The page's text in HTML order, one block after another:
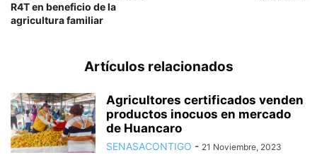
R4T en beneficio de la
agricultura familiar
Artículos relacionados
Agricultores certificados venden
productos inocuos en mercado
de Huancaro
SENASACONTIGO - 21 Noviembre, 2023